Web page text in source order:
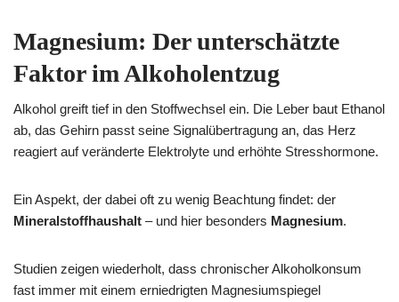
Magnesium: Der unterschätzte
Faktor im Alkoholentzug
Alkohol greift tief in den Stoffwechsel ein. Die Leber baut Ethanol
ab, das Gehirn passt seine Signalübertragung an, das Herz
reagiert auf veränderte Elektrolyte und erhöhte Stresshormone.
Ein Aspekt, der dabei oft zu wenig Beachtung findet: der
Mineralstoffhaushalt – und hier besonders Magnesium.
Studien zeigen wiederholt, dass chronischer Alkoholkonsum
fast immer mit einem erniedrigten Magnesiumspiegel